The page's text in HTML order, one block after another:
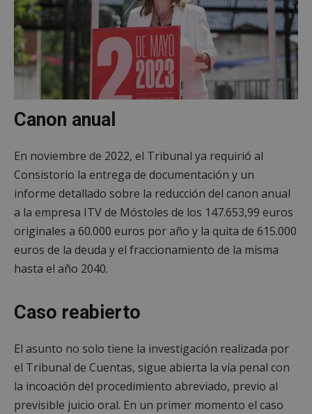
Canon anual
En noviembre de 2022, el Tribunal ya requirió al
Consistorio la entrega de documentación y un
informe detallado sobre la reducción del canon anual
a la empresa ITV de Móstoles de los 147.653,99 euros
originales a 60.000 euros por año y la quita de 615.000
euros de la deuda y el fraccionamiento de la misma
hasta el año 2040.
Caso reabierto
El asunto no solo tiene la investigación realizada por
el Tribunal de Cuentas, sigue abierta la vía penal con
la incoación del procedimiento abreviado, previo al
previsible juicio oral. En un primer momento el caso